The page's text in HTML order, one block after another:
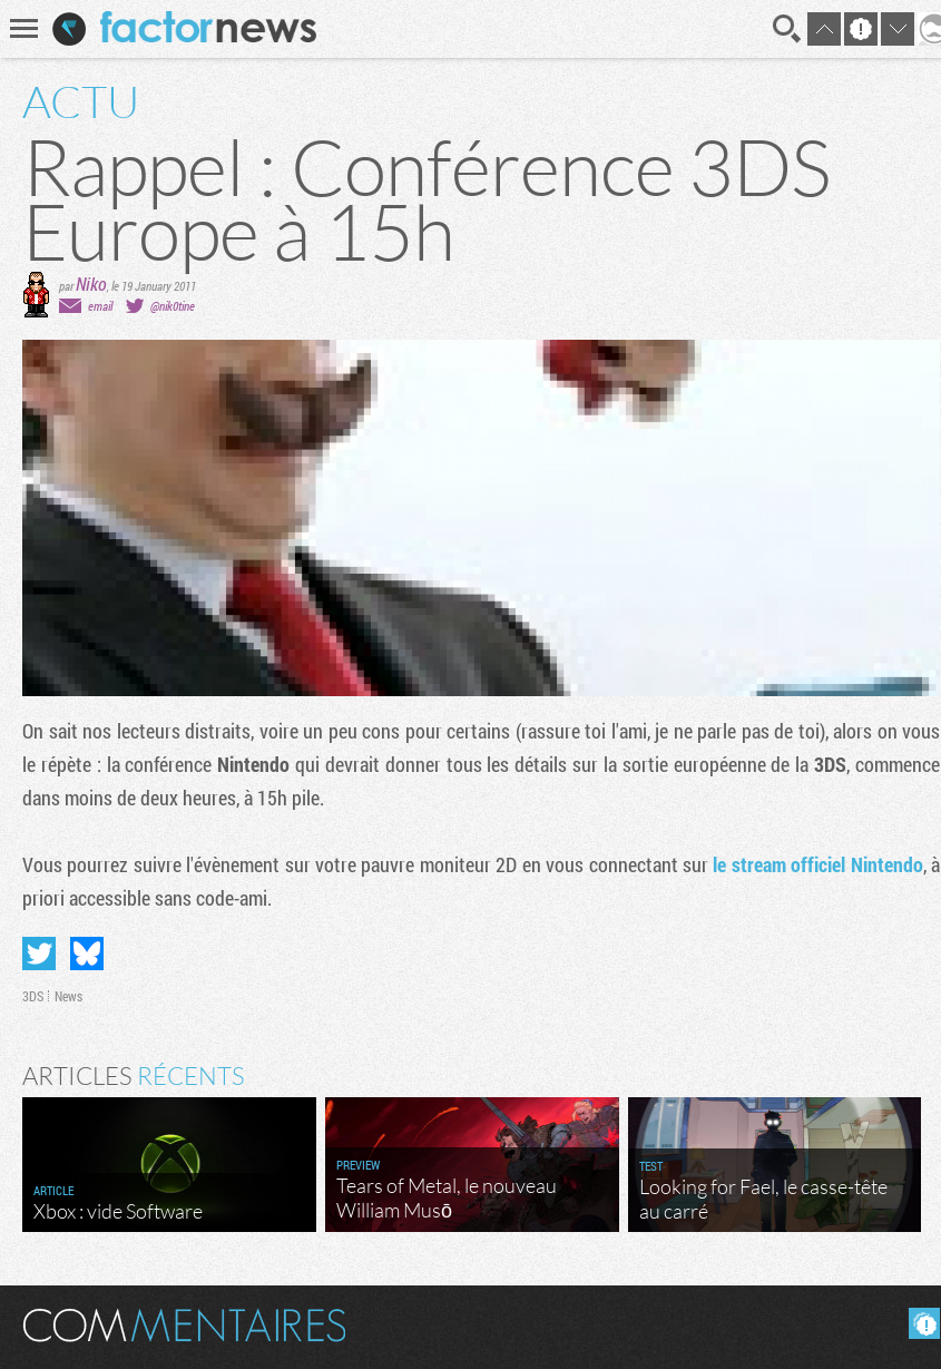
Recherche
ACTU
Rappel : Conférence 3DS
Europe à 15h
parNiko,le 19 January 2011
email
@nik0tine
On sait nos lecteurs distraits, voire un peu cons pour certains (rassure toi l'ami, je ne parle pas de toi), alors on vous
le répète : la conférence Nintendo qui devrait donner tous les détails sur la sortie européenne de la3DS, commence
dans moins de deux heures, à 15h pile.
Vous pourrez suivre l'évènement sur votre pauvre moniteur 2D en vous connectant sur le stream officiel Nintendo, à
priori accessible sans code-ami.
3DS News
ARTICLES RÉCENTS
ARTICLE
Xbox : vide Software
PREVIEW
Tears of Metal, le nouveau
William Musō
TEST
Looking for Fael, le casse-tête
au carré
En direct